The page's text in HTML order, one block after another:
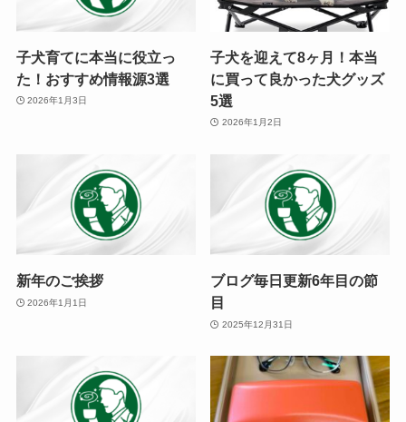
子犬育てに本当に役立っ
た！おすすめ情報源3選
2026年1月3日
子犬を迎えて8ヶ月！本当
に買って良かった犬グッズ
5選
2026年1月2日
新年のご挨拶
2026年1月1日
ブログ毎日更新6年目の節
目
2025年12月31日